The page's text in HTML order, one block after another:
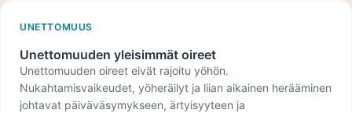
UNETTOMUUS
Unettomuuden yleisimmät oireet
Unettomuuden oireet eivät rajoitu yöhön.
Nukahtamisvaikeudet, yöheräilyt ja liian aikainen herääminen
johtavat päiväväsymykseen, ärtyisyyteen ja